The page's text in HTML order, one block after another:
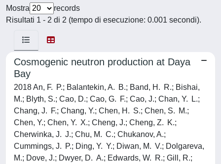
Mostra
records
Risultati 1 - 2 di 2 (tempo di esecuzione: 0.001 secondi).
Cosmogenic neutron production at Daya
Bay
2018 An, F. P.; Balantekin, A. B.; Band, H. R.; Bishai,
M.; Blyth, S.; Cao, D.; Cao, G. F.; Cao, J.; Chan, Y. L.;
Chang, J. F.; Chang, Y.; Chen, H. S.; Chen, S. M.;
Chen, Y.; Chen, Y. X.; Cheng, J.; Cheng, Z. K.;
Cherwinka, J. J.; Chu, M. C.; Chukanov, A.;
Cummings, J. P.; Ding, Y. Y.; Diwan, M. V.; Dolgareva,
M.; Dove, J.; Dwyer, D. A.; Edwards, W. R.; Gill, R.;